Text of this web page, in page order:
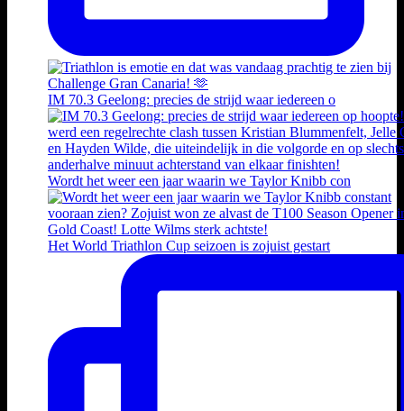
IM 70.3 Geelong: precies de strijd waar iedereen o
Wordt het weer een jaar waarin we Taylor Knibb con
Het World Triathlon Cup seizoen is zojuist gestart